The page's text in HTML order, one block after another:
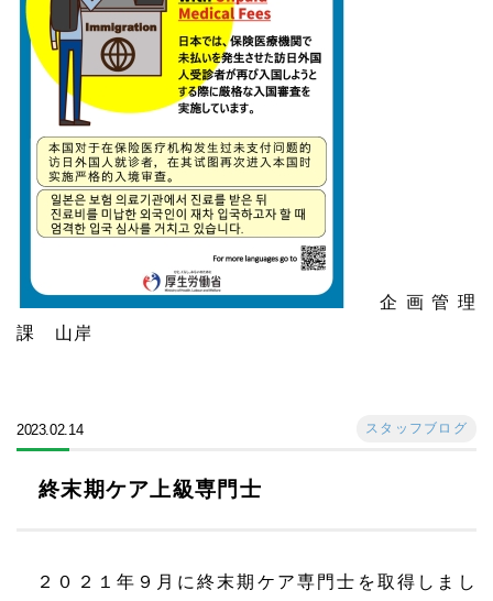
企画管理
課 山岸
2023.02.14 スタッフブログ
終末期ケア上級専門士
２０２１年９月に終末期ケア専門士を取得しまし